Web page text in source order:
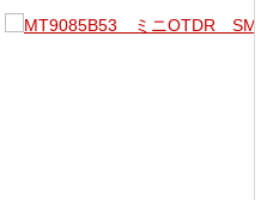
MT9085 B53 ミニOTDR SM＜